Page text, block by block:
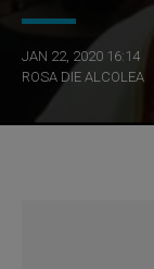
JAN 22, 2020 16:14
ROSA DIE ALCOLEA